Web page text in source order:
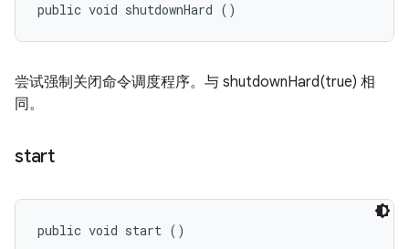
public void shutdownHard ()
尝试强制关闭命令调度程序。与 shutdownHard(true) 相
同。
start
public void start ()